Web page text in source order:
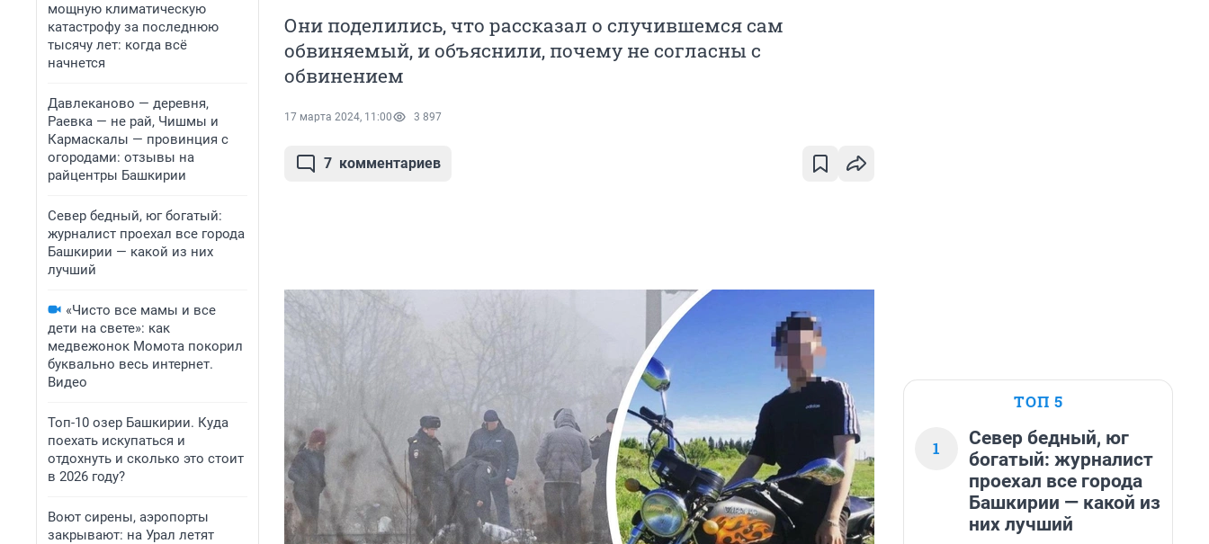
мощную климатическую
катастрофу за последнюю
тысячу лет: когда всё
начнется
Давлеканово — деревня,
Раевка — не рай, Чишмы и
Кармаскалы — провинция с
огородами: отзывы на
райцентры Башкирии
Север бедный, юг богатый:
журналист проехал все города
Башкирии — какой из них
лучший
«Чисто все мамы и все
дети на свете»: как
медвежонок Момота покорил
буквально весь интернет.
Видео
Топ-10 озер Башкирии. Куда
поехать искупаться и
отдохнуть и сколько это стоит
в 2026 году?
Воют сирены, аэропорты
закрывают: на Урал летят
Они поделились, что рассказал о случившемся сам
обвиняемый, и объяснили, почему не согласны с
обвинением
17 марта 2024, 11:00 3 897
7 комментариев
ТОП 5
1
Север бедный, юг
богатый: журналист
проехал все города
Башкирии — какой из
них лучший